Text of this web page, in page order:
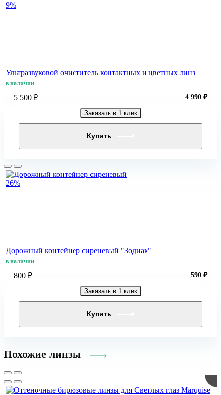
9%
Ультразвуковой очиститель контактных и цветных линз
в наличии
5 500 ₽ 4 990 ₽
Заказать в 1 клик
26%
Дорожный контейнер сиреневый "Зодиак"
в наличии
800 ₽ 590 ₽
Заказать в 1 клик
Похожие линзы